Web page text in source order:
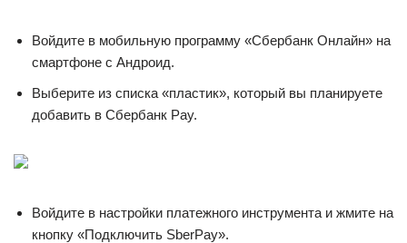
Войдите в мобильную программу «Сбербанк Онлайн» на
смартфоне с Андроид.
Выберите из списка «пластик», который вы планируете
добавить в Сбербанк Pay.
Войдите в настройки платежного инструмента и жмите на
кнопку «Подключить SberPay».